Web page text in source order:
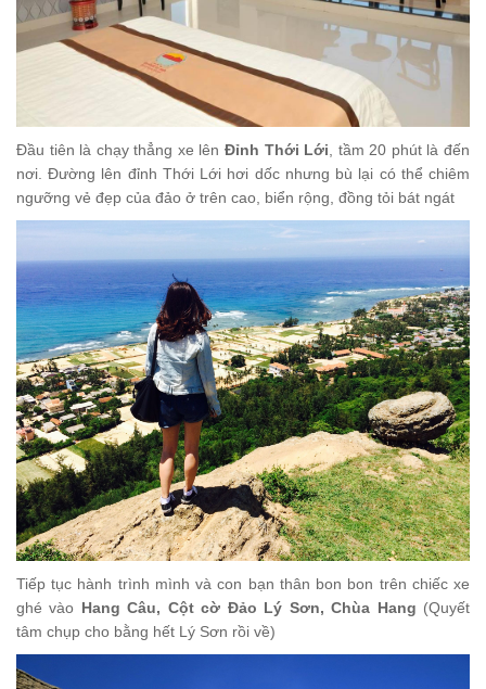
Đầu tiên là chạy thẳng xe lên Đỉnh Thới Lới, tầm 20 phút là đến
nơi.Đường lên đỉnh Thới Lới hơi dốc nhưng bù lại có thể chiêm
ngưỡng vẻ đẹp của đảo ở trên cao, biển rộng, đồng tỏi bát ngát
Tiếp tục hành trình mình và con bạn thân bon bon trên chiếc xe
ghé vào Hang Câu, Cột cờ Đảo Lý Sơn, Chùa Hang (Quyết
tâm chụp cho bằng hết Lý Sơn rồi về)